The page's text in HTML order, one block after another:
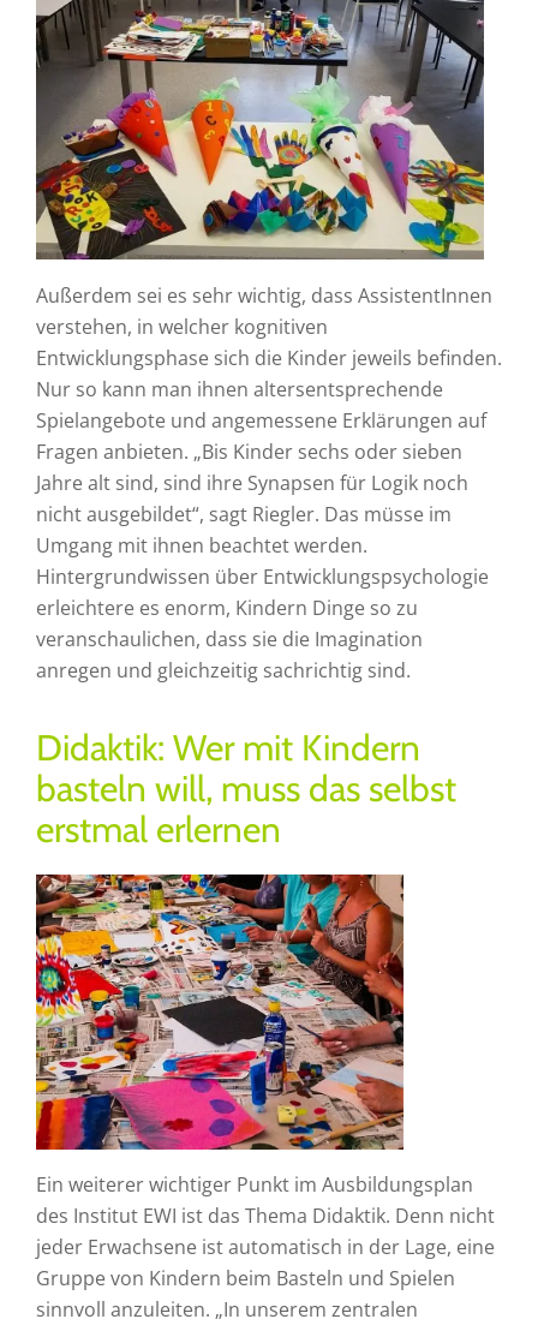
Außerdem sei es sehr wichtig, dass AssistentInnen
verstehen, in welcher kognitiven
Entwicklungsphase sich die Kinder jeweils befinden.
Nur so kann man ihnen altersentsprechende
Spielangebote und angemessene Erklärungen auf
Fragen anbieten. „Bis Kinder sechs oder sieben
Jahre alt sind, sind ihre Synapsen für Logik noch
nicht ausgebildet“, sagt Riegler. Das müsse im
Umgang mit ihnen beachtet werden.
Hintergrundwissen über Entwicklungspsychologie
erleichtere es enorm, Kindern Dinge so zu
veranschaulichen, dass sie die Imagination
anregen und gleichzeitig sachrichtig sind.
Didaktik: Wer mit Kindern
basteln will, muss das selbst
erstmal erlernen
Ein weiterer wichtiger Punkt im Ausbildungsplan
des Institut EWI ist das Thema Didaktik. Denn nicht
jeder Erwachsene ist automatisch in der Lage, eine
Gruppe von Kindern beim Basteln und Spielen
sinnvoll anzuleiten. „In unserem zentralen